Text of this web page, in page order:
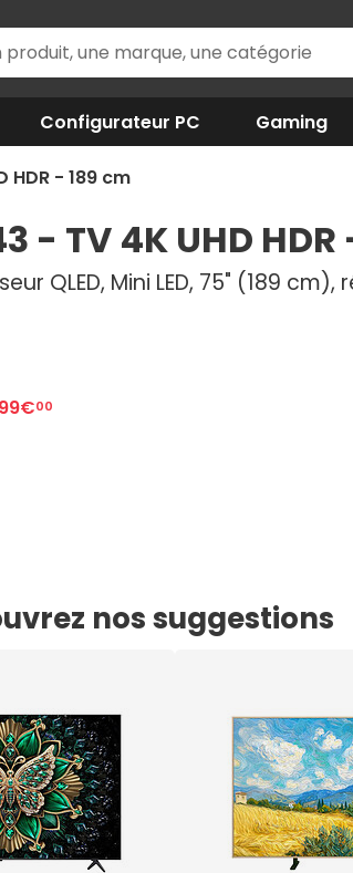
Configurateur PC Gaming
HDR - 189 cm
- TV 4K UHD
QLED, Mini LED, 75" (189 cm),
00
nos suggestions